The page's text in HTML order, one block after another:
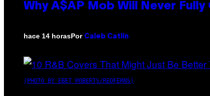
Why A$AP Mob Will Never
hace 14 horasPor Caleb Catlin
(PHOTO BY EBET ROBERTS/REDFERNS)